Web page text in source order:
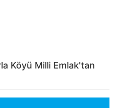
Köyü Milli Emlak'tan